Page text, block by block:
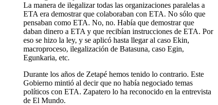
La manera de ilegalizar todas las organizaciones paralelas a
ETA era demostrar que colaboraban con ETA. No sólo que
pensaban como ETA. No, no. Había que demostrar que
daban dinero a ETA y que recibían instrucciones de ETA. Por
eso se hizo la ley, y se aplicó hasta llegar al caso Ekin,
macroproceso, ilegalización de Batasuna, caso Egin,
Egunkaria, etc.
Durante los años de Zetapé hemos tenido lo contrario. Este
Gobierno mintió al decir que no había negociado temas
políticos con ETA. Zapatero lo ha reconocido en la entrevista
de El Mundo.